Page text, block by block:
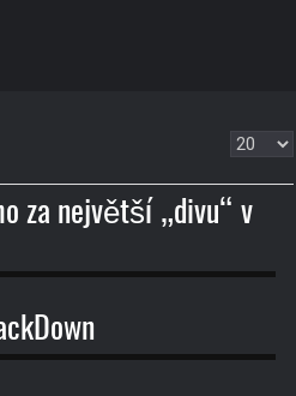
Zobrazit
za největší „divu“ v